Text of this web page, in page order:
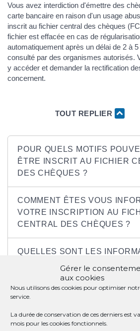
Gérer le
aux cookies
Nous utilisons des cookies pour optimiser
service.
La durée de conservation de ces derniers est
mois pour les cookies fonctionnels.
Vous avez interdiction d'émettre des
carte bancaire en raison d'un usage
inscrit au fichier central des chèques
fichier est effacée en cas de
automatiquement après un délai de 2 à
consulté par des organismes autorisés.
y accéder et demander la rectification
concernent.
TOUT REPLIER
POUR QUELS MOTIFS
ÊTRE INSCRIT AU FICHIER
DES CHÈQUES ?
COMMENT ÊTES VOUS
VOTRE INSCRIPTION AU
CENTRAL DES CHÈQUES ?
QUELLES SONT LES
CENTRAL DES CHÈQUES ?
L'INSCRIPTION AU FICHIER
DES CHÈQUES ?